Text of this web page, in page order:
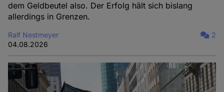
dem Geldbeutel also. Der Erfolg hält sich bislang
allerdings in Grenzen.
Ralf Nestmeyer
04.08.2026
2